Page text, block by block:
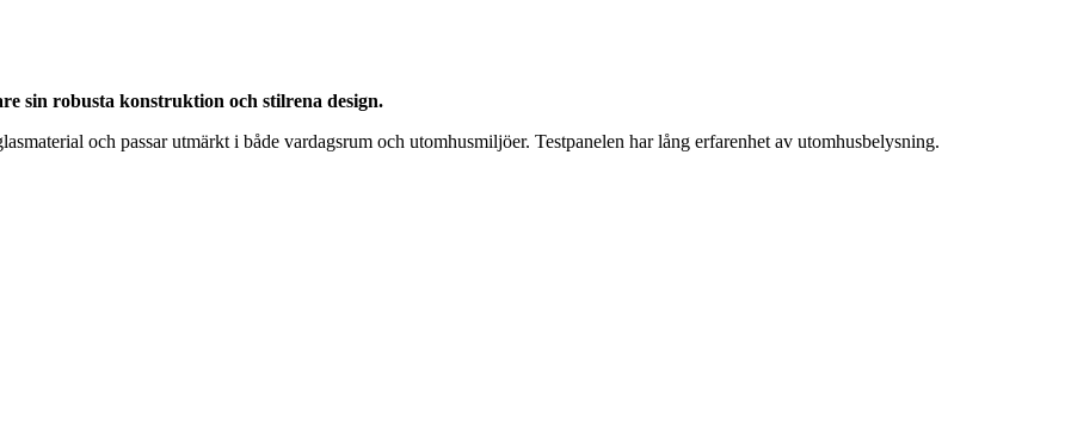
sin robusta konstruktion och stilrena design.
och passar utmärkt i både vardagsrum och utomhusmiljöer. Testpanelen har lång erfarenhet av utomhusbelysning.